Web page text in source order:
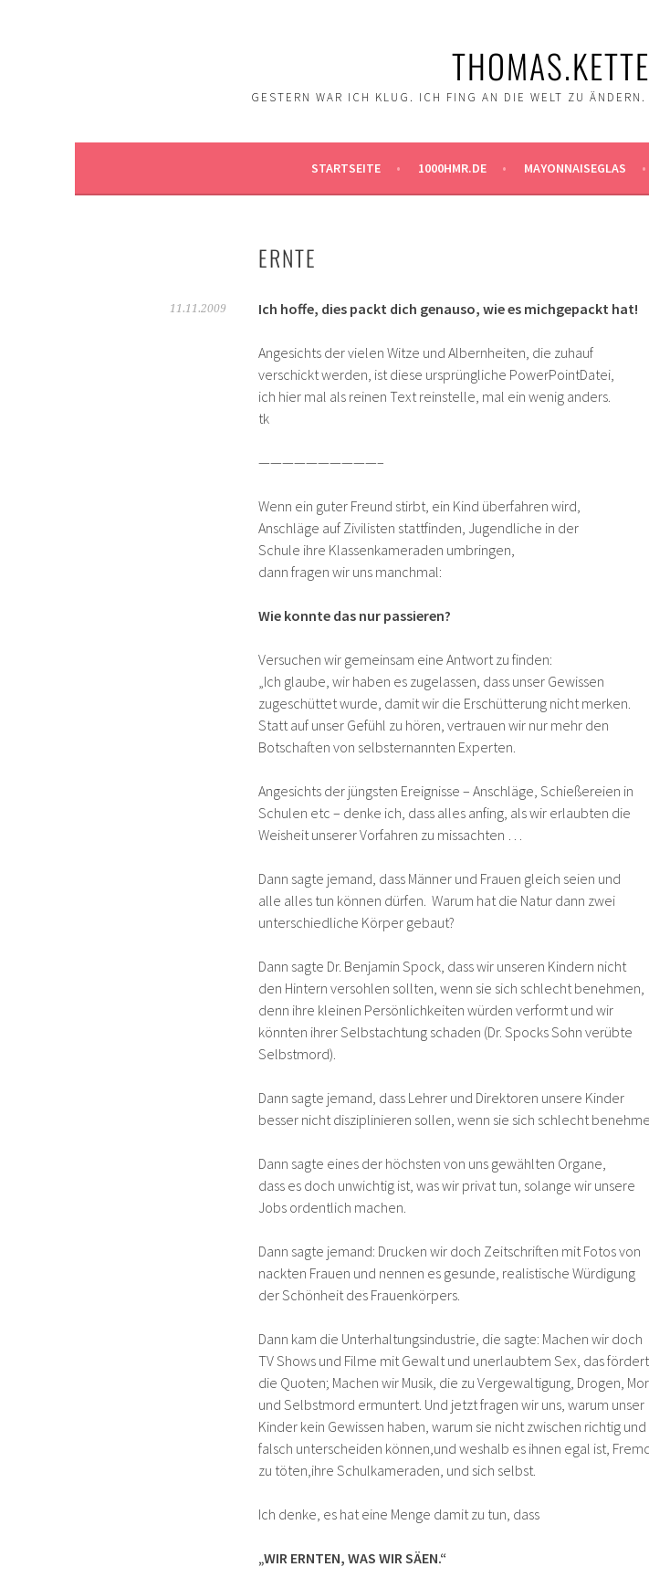
GESTERN WAR ICH KLUG. ICH FING AN DIE WELT ZU
STARTSEITE 1000HMR.DE MAYONNAISEGLAS
ERNTE
11.11.2009 Ich hoffe, dies packt dich genauso, wie es michgepackt hat!
Angesichts der vielen Witze und Albernheiten, die zuhauf
verschickt werden, ist diese ursprüngliche PowerPointDatei,
ich hier mal als reinen Text reinstelle, mal ein wenig anders.
tk
——————————–
Wenn ein guter Freund stirbt, ein Kind überfahren wird,
Anschläge auf Zivilisten stattfinden, Jugendliche in der
Schule ihre Klassenkameraden umbringen,
dann fragen wir uns manchmal:
Wie konnte das nur passieren?
Versuchen wir gemeinsam eine Antwort zu finden:
„Ich glaube, wir haben es zugelassen, dass unser Gewissen
zugeschüttet wurde, damit wir die Erschütterung nicht merken.
Statt auf unser Gefühl zu hören, vertrauen wir nur mehr den
Botschaften von selbsternannten Experten.
Angesichts der jüngsten Ereignisse – Anschläge, Schießereien in
Schulen etc – denke ich, dass alles anfing, als wir erlaubten die
Weisheit unserer Vorfahren zu missachten …
Dann sagte jemand, dass Männer und Frauen gleich seien und
alle alles tun können dürfen. Warum hat die Natur dann zwei
unterschiedliche Körper gebaut?
Dann sagte Dr. Benjamin Spock, dass wir unseren Kindern nicht
den Hintern versohlen sollten, wenn sie sich schlecht benehmen,
denn ihre kleinen Persönlichkeiten würden verformt und wir
könnten ihrer Selbstachtung schaden (Dr. Spocks Sohn verübte
Selbstmord).
Dann sagte jemand, dass Lehrer und Direktoren unsere Kinder
besser nicht disziplinieren sollen, wenn sie sich schlecht
Dann sagte eines der höchsten von uns gewählten Organe,
dass es doch unwichtig ist, was wir privat tun, solange wir unsere
Jobs ordentlich machen.
Dann sagte jemand: Drucken wir doch Zeitschriften mit Fotos von
nackten Frauen und nennen es gesunde, realistische Würdigung
der Schönheit des Frauenkörpers.
Dann kam die Unterhaltungsindustrie, die sagte: Machen wir doch
TV Shows und Filme mit Gewalt und unerlaubtem Sex, das fördert
die Quoten; Machen wir Musik, die zu Vergewaltigung, Drogen,
und Selbstmord ermuntert. Und jetzt fragen wir uns, warum unser
Kinder kein Gewissen haben, warum sie nicht zwischen richtig und
falsch unterscheiden können,und weshalb es ihnen egal ist,
zu töten,ihre Schulkameraden, und sich selbst.
Ich denke, es hat eine Menge damit zu tun, dass
„WIR ERNTEN, WAS WIR SÄEN.“